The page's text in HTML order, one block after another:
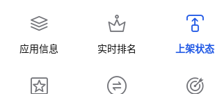
应用信息 实时排名 上架状态